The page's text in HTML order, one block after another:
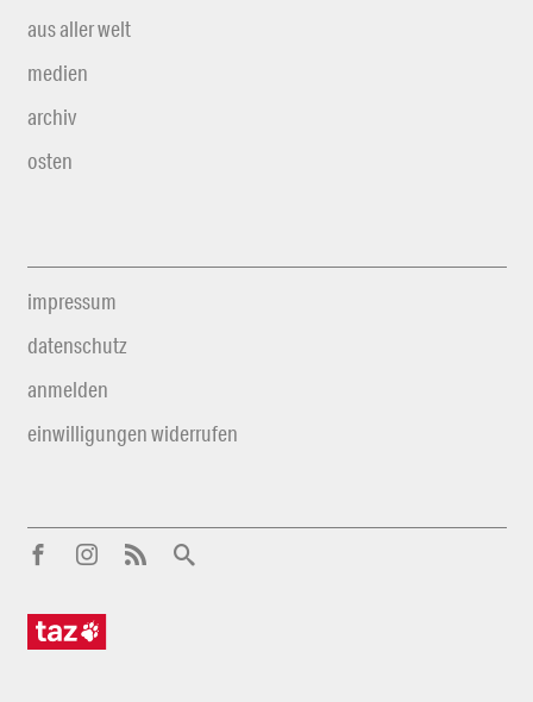
aus aller welt
medien
archiv
osten
impressum
datenschutz
anmelden
einwilligungen widerrufen